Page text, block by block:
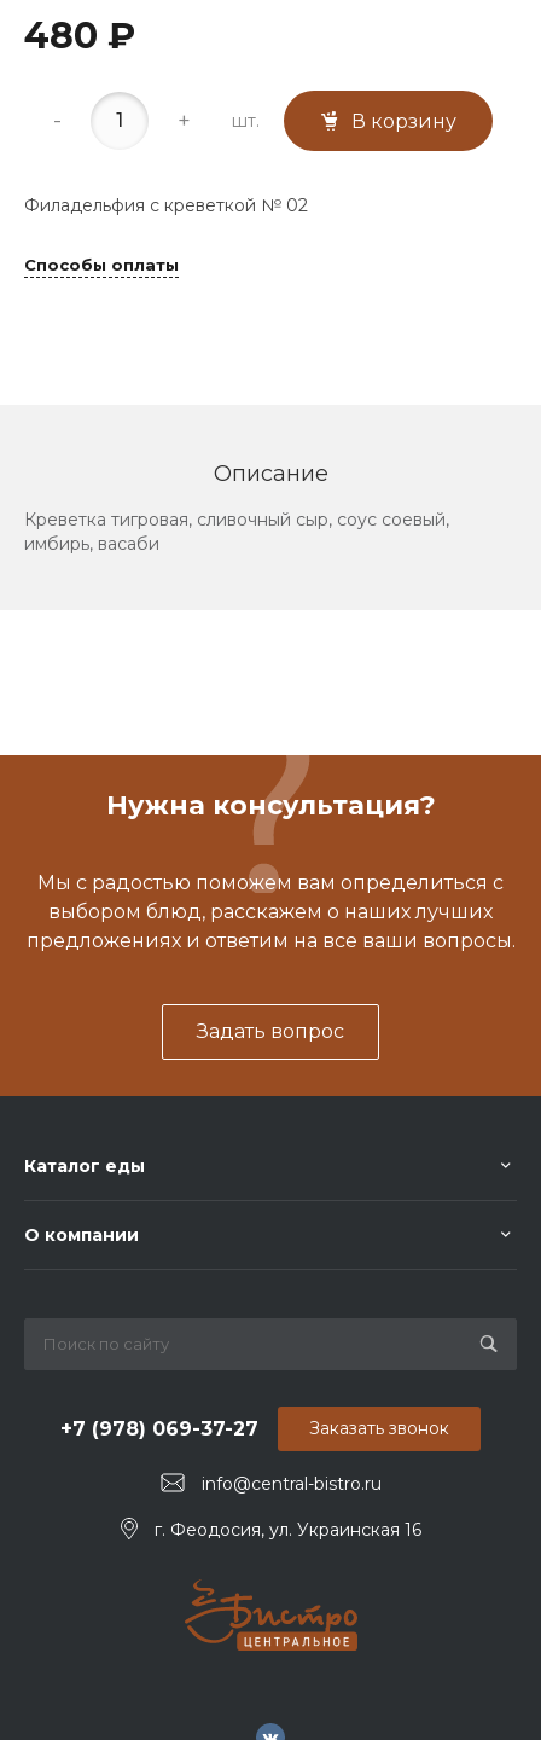
480 ₽
- + шт. В корзину
Филадельфия с креветкой № 02
Способы оплаты
Описание
Креветка тигровая, сливочный сыр, соус соевый,
имбирь, васаби
Нужна консультация?
Мы с радостью поможем вам определиться с
выбором блюд, расскажем о наших лучших
предложениях и ответим на все ваши вопросы.
Задать вопрос
Каталог еды
О компании
info@central-bistro.ru
+7 (978) 069-37-27
г. Феодосия, ул. Украинская 16
Заказать звонок